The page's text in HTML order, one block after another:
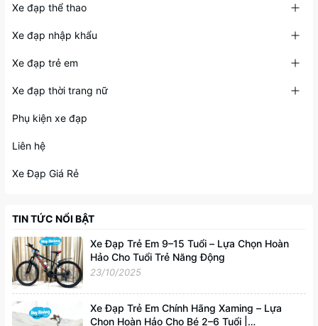
Xe đạp thể thao
Xe đạp nhập khẩu
Xe đạp trẻ em
Xe đạp thời trang nữ
Phụ kiện xe đạp
Liên hệ
Xe Đạp Giá Rẻ
TIN TỨC NỔI BẬT
Xe Đạp Trẻ Em 9–15 Tuổi – Lựa Chọn Hoàn
Hảo Cho Tuổi Trẻ Năng Động
23/10/2025
Xe Đạp Trẻ Em Chính Hãng Xaming – Lựa
Chọn Hoàn Hảo Cho Bé 2–6 Tuổi |